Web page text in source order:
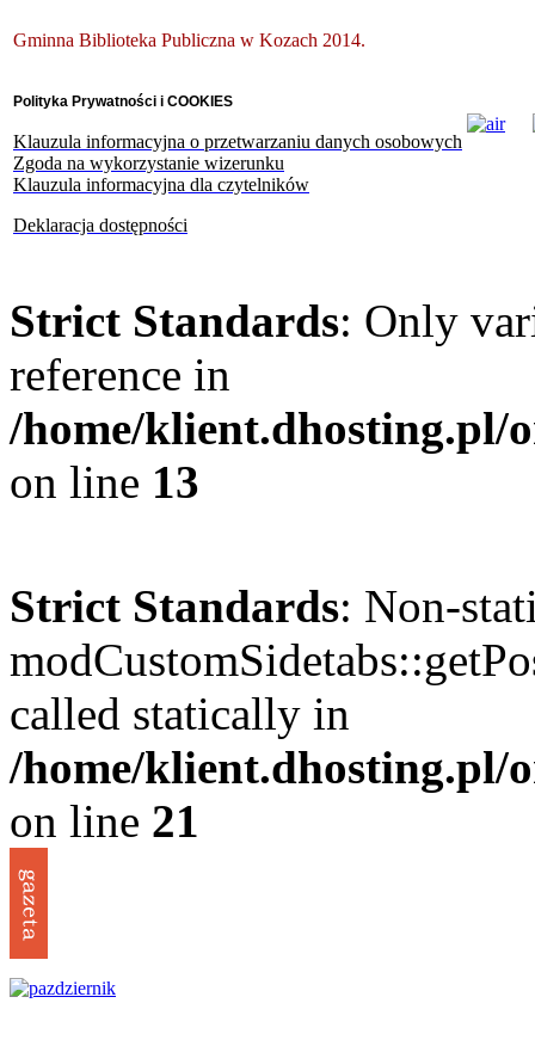
Gminna Biblioteka Publiczna w Kozach 2014.
Polityka Prywatności i COOKIES
Klauzula informacyjna o przetwarzaniu danych osobowych
Zgoda na wykorzystanie wizerunku
Klauzula informacyjna dla czytelników
Deklaracja dostępności
Strict Standards: Only
reference in
/home/klient.dhosting.pl/
on line 13
Strict Standards: Non-
called statically in
/home/klient.dhosting.pl/
on line 21